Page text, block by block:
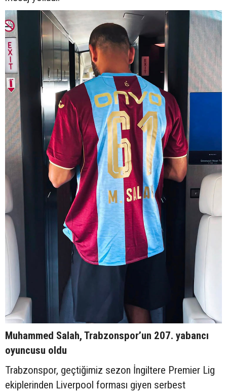
Muhammed Salah, Trabzonspor’un 207. yabancı
oyuncusu oldu
Trabzonspor, geçtiğimiz sezon İngiltere Premier Lig
ekiplerinden Liverpool forması giyen serbest